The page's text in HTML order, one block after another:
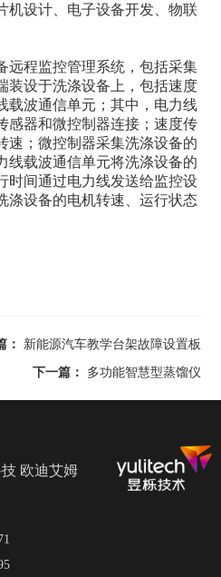
机设计、电子设备开发、物联
远程监控管理系统，包括采集
装设于洗涤设备上，包括速度
载波通信单元；其中，电力线
感器和微控制器连接；速度传
速；微控制器采集洗涤设备的
线载波通信单元将洗涤设备的
时间通过电力线发送给监控设
涤设备的电机转速、运行状态
： 新能源汽车教学台架故障设置板
下一篇： 多功能智慧型蒸馏仪
欧迪艾姆